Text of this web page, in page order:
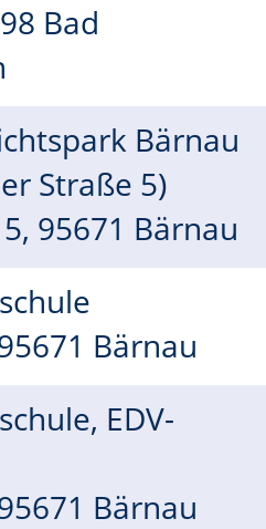
Bad
Bärnau
Straße 5)
95671 Bärnau
Bärnau
EDV-
Bärnau